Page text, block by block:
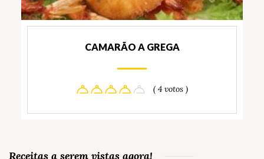
CAMARÃO A GREGA
( 4 votos )
Receitas a serem vistas agora!